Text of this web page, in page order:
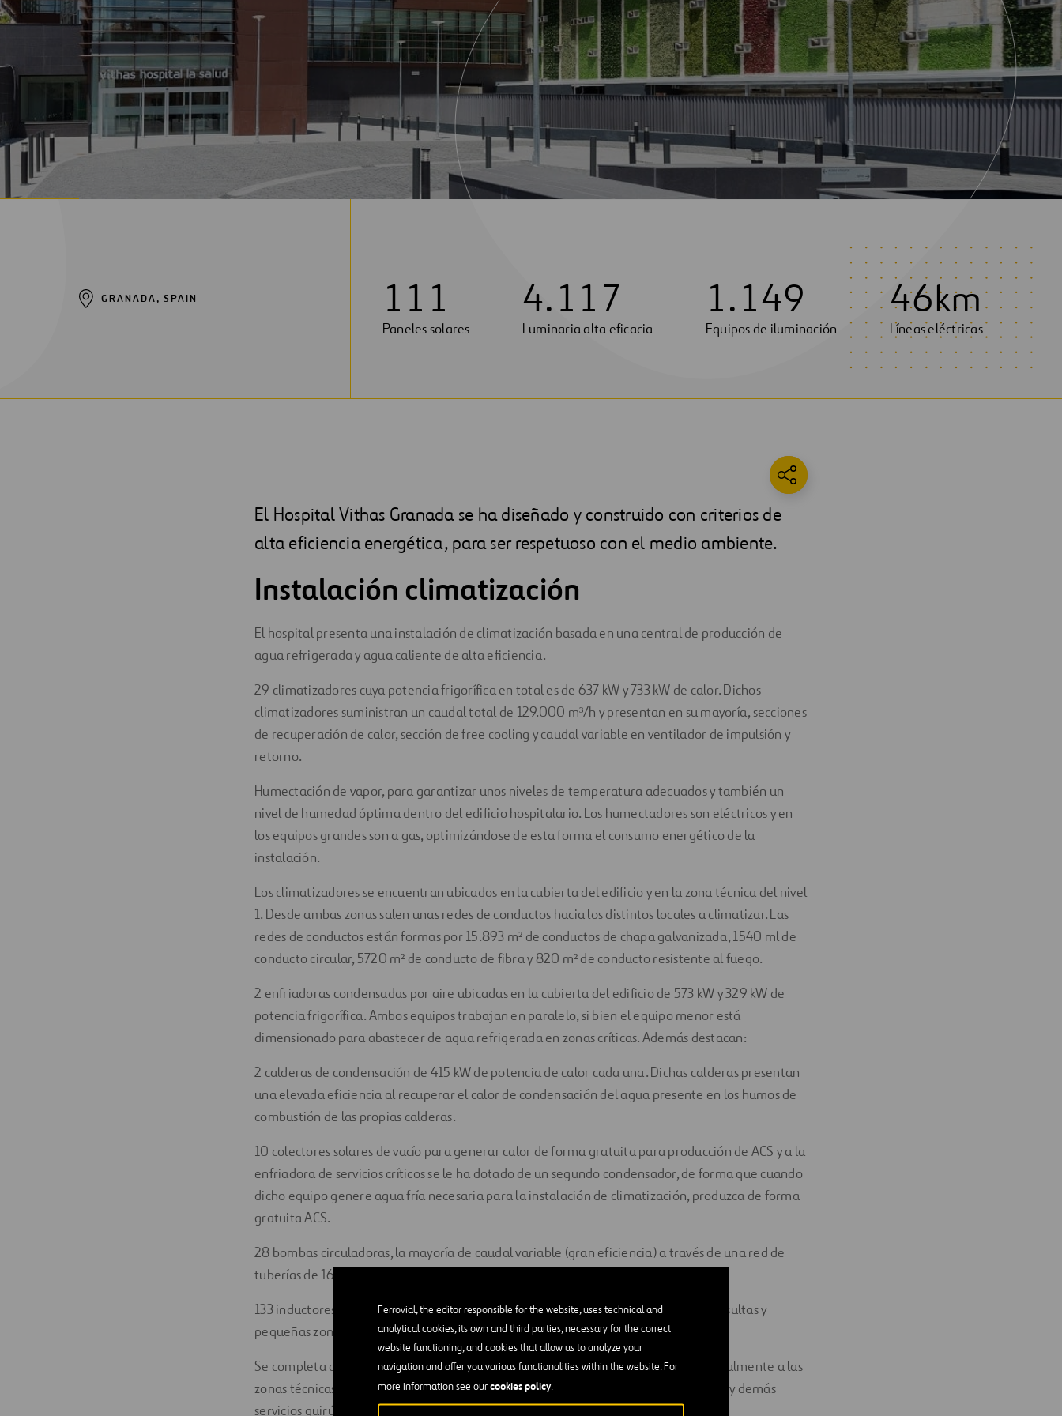
Ferrovial, the editor responsible for the website, uses technical and
analytical cookies, its own and third parties, necessary for the correct
website functioning, and cookies that allow us to analyze your
navigation and offer you various functionalities within the website. For
more information see ourcookies policy.
Digitalización
Automatización
GRANADA, SPAIN 1 1 1
Paneles solares
4.1 17
Luminaria alta eficacia
1.149
Equipos de iluminación
46km
Líneas eléctricas
El Hospital Vithas Granada se ha diseñado y construido con criterios de
alta eficiencia energética, para ser respetuoso con el medio ambiente.
Instalación climatización
El hospital presenta una instalación de climatización basada en una central de producción de
agua refrigerada y agua caliente de alta eficiencia.
29 climatizadores cuya potencia frigorífica en total es de 637 kW y 733 kW de calor. Dichos
climatizadores suministran un caudal total de 129.000 m³/h y presentan en su mayoría, secciones
de recuperación de calor, sección de free cooling y caudal variable en ventilador de impulsión y
retorno.
Humectación de vapor, para garantizar unos niveles de temperatura adecuados y también un
nivel de humedad óptima dentro del edificio hospitalario. Los humectadores son eléctricos y en
los equipos grandes son a gas, optimizándose de esta forma el consumo energético de la
instalación.
Los climatizadores se encuentran ubicados en la cubierta del edificio y en la zona técnica del nivel
1. Desde ambas zonas salen unas redes de conductos hacia los distintos locales a climatizar. Las
redes de conductos están formas por 15.893 m² de conductos de chapa galvanizada, 1540 ml de
conducto circular, 5720 m² de conducto de fibra y 820 m² de conducto resistente al fuego.
2 enfriadoras condensadas por aire ubicadas en la cubierta del edificio de 573 kW y 329 kW de
potencia frigorífica. Ambos equipos trabajan en paralelo, si bien el equipo menor está
dimensionado para abastecer de agua refrigerada en zonas críticas. Además destacan:
2 calderas de condensación de 415 kW de potencia de calor cada una. Dichas calderas presentan
una elevada eficiencia al recuperar el calor de condensación del agua presente en los humos de
combustión de las propias calderas.
10 colectores solares de vacío para generar calor de forma gratuita para producción de ACS y a la
enfriadora de servicios críticos se le ha dotado de un segundo condensador, de forma que cuando
dicho equipo genere agua fría necesaria para la instalación de climatización, produzca de forma
gratuita ACS.
28 bombas circuladoras, la mayoría de caudal variable (gran eficiencia) a través de una red de
tuberías de 16.907 m hacia los elementos terminales.
133 inductores para climatizar zonas hospitalarias y 167 fancoils para climatizar consultas y
pequeñas zonas repartidas por el resto del hospital.
Se completa con una serie de equipos de expansión directa que dan servicio principalmente a las
zonas técnicas. Instalaciones especiales para resonancia magnética, quirófanos, UCI y demás
servicios quirúrgicos.